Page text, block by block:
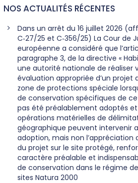
NOS ACTUALITÉS RÉCENTES
Dans un arrêt du 16 juillet 2026
C‑27/25 et C‑356/25) La Cour de
européenne a considéré que
paragraphe 3, de la directive «
une autorité nationale de réaliser
évaluation appropriée d’un
zone de protections spéciale
de conservation spécifiques de
pas été préalablement adoptés et
opérations matérielles de
géographique peuvent intervenir
adoption, mais non l’appréciation
du projet sur le site protégé,
caractère préalable et
de conservation dans le régime
sites Natura 2000